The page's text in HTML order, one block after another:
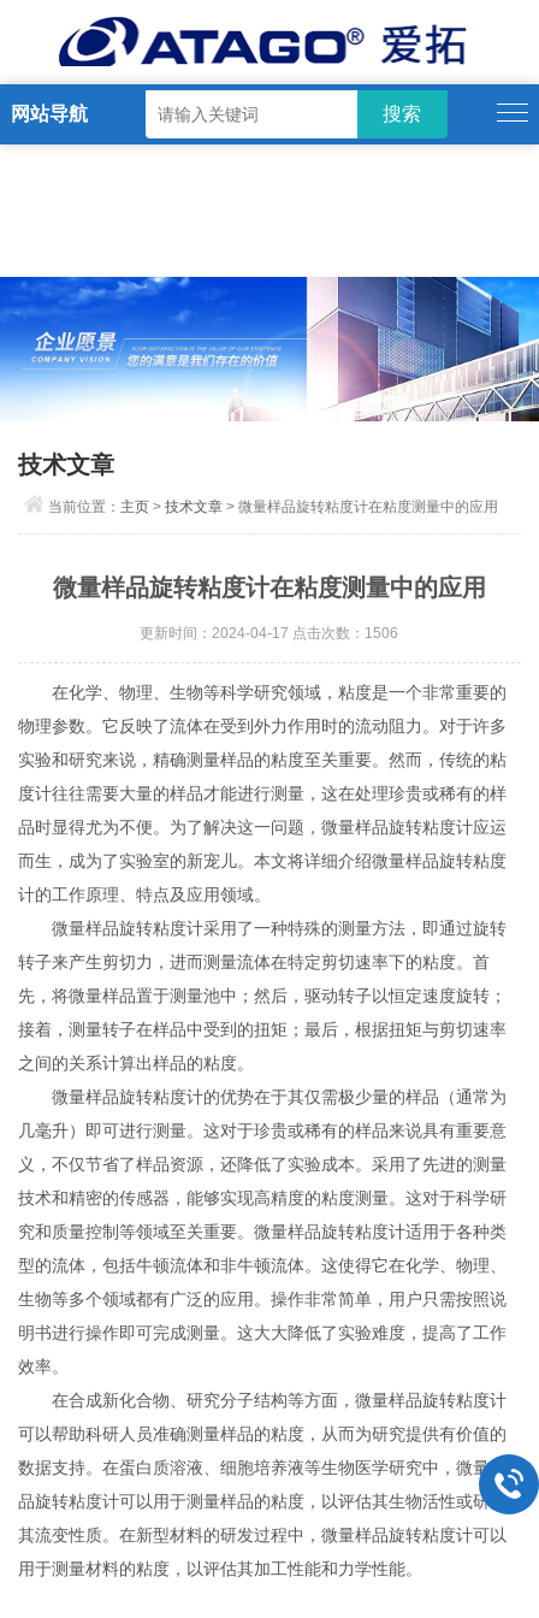
网站导航
技术文章
当前位置： 主页 >技术文章 > 微量样品旋转粘度计在粘度测量中的应用
微量样品旋转粘度计在粘度测量中的应用
更新时间：2024-04-17 点击次数：1506
在化学、物理、生物等科学研究领域，粘度是一个非常重要的
物理参数。它反映了流体在受到外力作用时的流动阻力。对于许多
实验和研究来说，精确测量样品的粘度至关重要。然而，传统的粘
度计往往需要大量的样品才能进行测量，这在处理珍贵或稀有的样
品时显得尤为不便。为了解决这一问题，微量样品旋转粘度计应运
而生，成为了实验室的新宠儿。本文将详细介绍微量样品旋转粘度
计的工作原理、特点及应用领域。
微量样品旋转粘度计采用了一种特殊的测量方法，即通过旋转
转子来产生剪切力，进而测量流体在特定剪切速率下的粘度。首
先，将微量样品置于测量池中；然后，驱动转子以恒定速度旋转；
接着，测量转子在样品中受到的扭矩；最后，根据扭矩与剪切速率
之间的关系计算出样品的粘度。
微量样品旋转粘度计的优势在于其仅需极少量的样品（通常为
几毫升）即可进行测量。这对于珍贵或稀有的样品来说具有重要意
义，不仅节省了样品资源，还降低了实验成本。采用了先进的测量
技术和精密的传感器，能够实现高精度的粘度测量。这对于科学研
究和质量控制等领域至关重要。微量样品旋转粘度计适用于各种类
型的流体，包括牛顿流体和非牛顿流体。这使得它在化学、物理、
生物等多个领域都有广泛的应用。操作非常简单，用户只需按照说
明书进行操作即可完成测量。这大大降低了实验难度，提高了工作
效率。
在合成新化合物、研究分子结构等方面，微量样品旋转粘度计
可以帮助科研人员准确测量样品的粘度，从而为研究提供有价值的
数据支持。在蛋白质溶液、细胞培养液等生物医学研究中，微量样
品旋转粘度计可以用于测量样品的粘度，以评估其生物活性或研究
其流变性质。在新型材料的研发过程中，微量样品旋转粘度计可以
用于测量材料的粘度，以评估其加工性能和力学性能。